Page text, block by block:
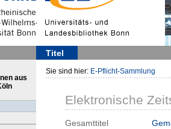
Titel
aus
Sie sind hier: E-Pflicht-Sammlung
Elektronische
Gesamttitel